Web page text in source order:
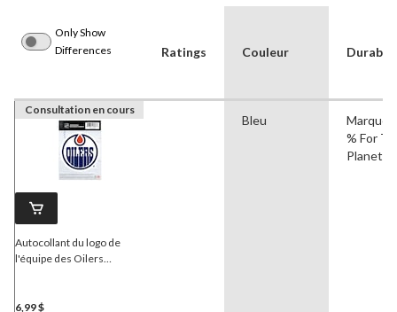
Only Show
Differences
Ratings Couleur
Consultation en cours
Autocollant du logo de
l'équipe des Oilers
6,99 $
Bleu
Marque
% For
Planet